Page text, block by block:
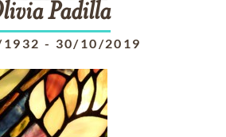
Padilla
- 30/10/2019